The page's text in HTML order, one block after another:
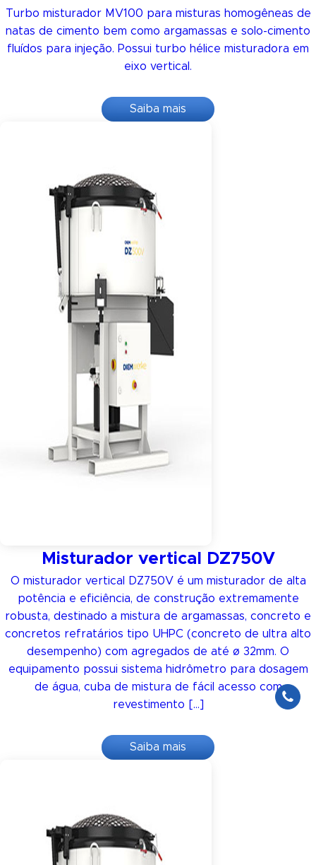
Turbo misturador MV100 para misturas homogêneas de
natas de cimento bem como argamassas e solo-cimento
fluídos para injeção. Possui turbo hélice misturadora em
eixo vertical.
Saiba mais
Misturador vertical DZ750V
O misturador vertical DZ750V é um misturador de alta
potência e eficiência, de construção extremamente
robusta, destinado a mistura de argamassas, concreto e
concretos refratários tipo UHPC (concreto de ultra alto
desempenho) com agregados de até ø 32mm. O
equipamento possui sistema hidrômetro para dosagem
de água, cuba de mistura de fácil acesso com
revestimento […]
Saiba mais